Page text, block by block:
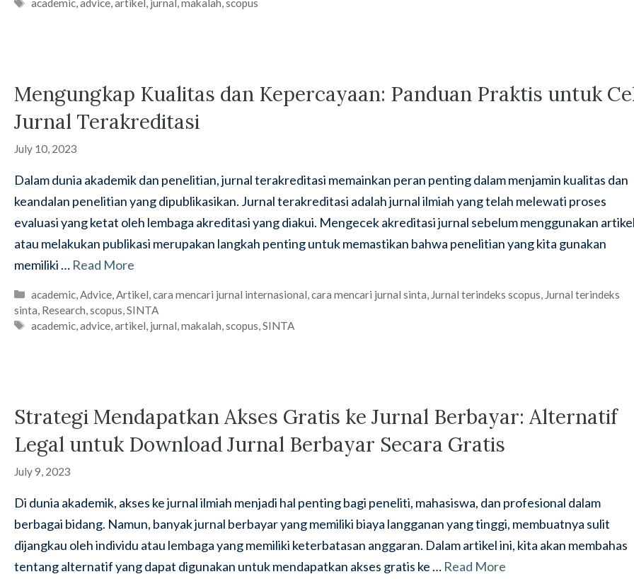
academic,advice,artikel, jurnal,makalah,scopus
Mengungkap Kualitas dan Kepercayaan: Panduan Praktis untuk
Jurnal Terakreditasi
July 10, 2023
Dalam dunia akademik dan penelitian, jurnal terakreditasi memainkan peran penting dalam menjamin kualitas dan
keandalan penelitian yang dipublikasikan. Jurnal terakreditasi adalah jurnal ilmiah yang telah melewati proses
evaluasi yang ketat oleh lembaga akreditasi yang diakui. Mengecek akreditasi jurnal sebelum menggunakan
atau melakukan publikasi merupakan langkah penting untuk memastikan bahwa penelitian yang kita gunakan
memiliki … Read More
Categories
academic Advice Artikel ,cara mencari jurnal internasional ,cara mencari jurnal sinta Jurnal terindeks scopus Jurnal terindeks
sinta Research scopus SINTA
Tags
academic ,advice ,artikel jurnal ,makalah ,scopus ,SINTA
Strategi Mendapatkan Akses Gratis ke Jurnal Berbayar: Alternatif
Legal untuk Download Jurnal Berbayar Secara Gratis
July 9, 2023
Di dunia akademik, akses ke jurnal ilmiah menjadi hal penting bagi peneliti, mahasiswa, dan profesional dalam
berbagai bidang. Namun, banyak jurnal berbayar yang memiliki biaya langganan yang tinggi, membuatnya sulit
dijangkau oleh individu atau lembaga yang memiliki keterbatasan anggaran. Dalam artikel ini, kita akan membahas
tentang alternatif yang dapat digunakan untuk mendapatkan akses gratis ke … Read More